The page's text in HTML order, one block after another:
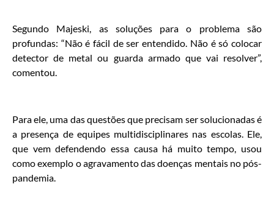
Segundo Majeski, as soluções para o problema são
profundas: “Não é fácil de ser entendido. Não é só colocar
detector de metal ou guarda armado que vai resolver”,
comentou.
Para ele, uma das questões que precisam ser solucionadas é
a presença de equipes multidisciplinares nas escolas. Ele,
que vem defendendo essa causa há muito tempo, usou
como exemplo o agravamento das doenças mentais no pós-
pandemia.